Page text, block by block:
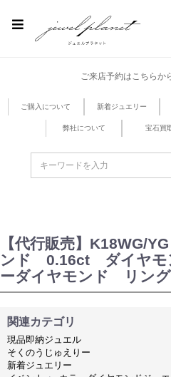
ご来店予約はこちらか
ご購入について 新着ジュエリー
弊社について 宝石買
【代行販売】K18WG/
ンド 0.16ct ダイヤ
ーダイヤモンド リン
関連カテゴリ
現品即納ジュエル
そくのうじゅえりー
新着ジュエリー